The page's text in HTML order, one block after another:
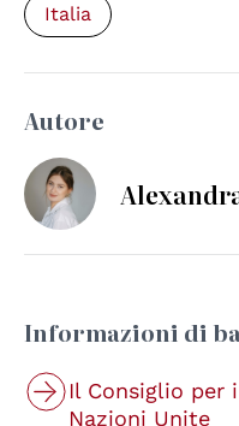
Italia
Autore
Informazioni di
Il Consiglio
Nazioni Unite